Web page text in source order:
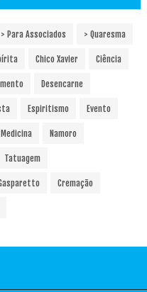
> Para Associados > Quaresma
Chico Xavier Ciência
Desencarne
Espiritismo Evento
Medicina Namoro
Tatuagem
Cremação